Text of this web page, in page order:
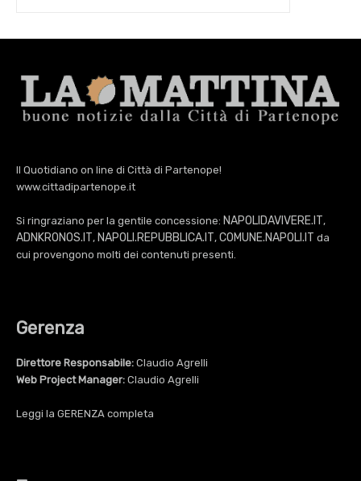
Il Quotidiano on line di Città di Partenope!
www.cittadipartenope.it
Si ringraziano per la gentile concessione: NAPOLIDAVIVERE.IT,
ADNKRONOS.IT, NAPOLI.REPUBBLICA.IT, COMUNE.NAPOLI.IT da
cui provengono molti dei contenuti presenti.
Gerenza
Direttore Responsabile: Claudio Agrelli
Web Project Manager: Claudio Agrelli
Leggi la GERENZA completa